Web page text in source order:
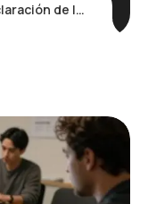
Independencia